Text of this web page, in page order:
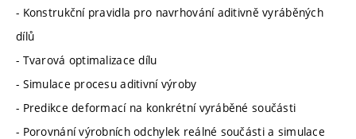
- Konstrukční pravidla pro navrhování aditivně vyráběných
dílů
- Tvarová optimalizace dílu
- Simulace procesu aditivní výroby
- Predikce deformací na konkrétní vyráběné součásti
- Porovnání výrobních odchylek reálné součásti a simulace